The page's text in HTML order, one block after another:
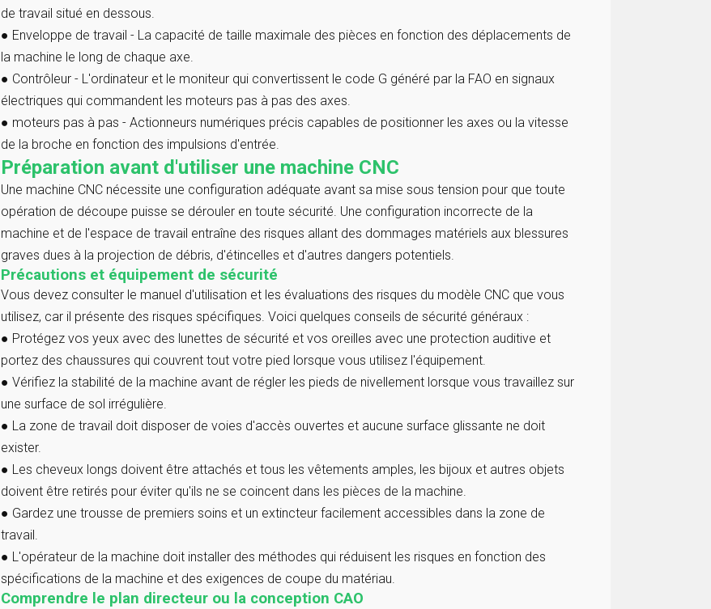
de travail situé en dessous.
● Enveloppe de travail - La capacité de taille maximale des pièces en fonction des déplacements de
la machine le long de chaque axe.
● Contrôleur - L'ordinateur et le moniteur qui convertissent le code G généré par la FAO en signaux
électriques qui commandent les moteurs pas à pas des axes.
● moteurs pas à pas - Actionneurs numériques précis capables de positionner les axes ou la vitesse
de la broche en fonction des impulsions d'entrée.
Préparation avant d'utiliser une machine CNC
Une machine CNC nécessite une configuration adéquate avant sa mise sous tension pour que toute
opération de découpe puisse se dérouler en toute sécurité. Une configuration incorrecte de la
machine et de l'espace de travail entraîne des risques allant des dommages matériels aux blessures
graves dues à la projection de débris, d'étincelles et d'autres dangers potentiels.
Précautions et équipement de sécurité
Vous devez consulter le manuel d'utilisation et les évaluations des risques du modèle CNC que vous
utilisez, car il présente des risques spécifiques. Voici quelques conseils de sécurité généraux :
● Protégez vos yeux avec des lunettes de sécurité et vos oreilles avec une protection auditive et
portez des chaussures qui couvrent tout votre pied lorsque vous utilisez l'équipement.
●Vérifiez la stabilité de la machine avant de régler les pieds de nivellement lorsque vous travaillez sur
une surface de sol irrégulière.
● La zone de travail doit disposer de voies d'accès ouvertes et aucune surface glissante ne doit
exister.
● Les cheveux longs doivent être attachés et tous les vêtements amples, les bijoux et autres objets
doivent être retirés pour éviter qu'ils ne se coincent dans les pièces de la machine.
● Gardez une trousse de premiers soins et un extincteur facilement accessibles dans la zone de
travail.
● L'opérateur de la machine doit installer des méthodes qui réduisent les risques en fonction des
spécifications de la machine et des exigences de coupe du matériau.
Comprendre le plan directeur ou la conception CAO